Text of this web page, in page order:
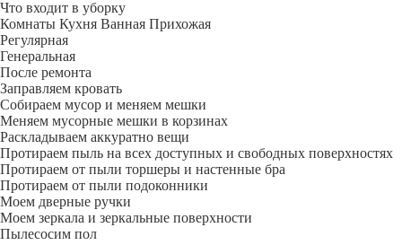
Что входит в уборку
Регу­лярная
Гене­ральная
После ремонта
Заправляем кровать
Собираем мусор и меняем мешки
Меняем мусорные мешки в корзинах
Раскладываем аккуратно вещи
Протираем пыль на всех доступных и свободных поверхностях
Протираем от пыли торшеры и настенные бра
Протираем от пыли подоконники
Моем дверные ручки
Моем зеркала и зеркальные поверхности
Пылесосим пол